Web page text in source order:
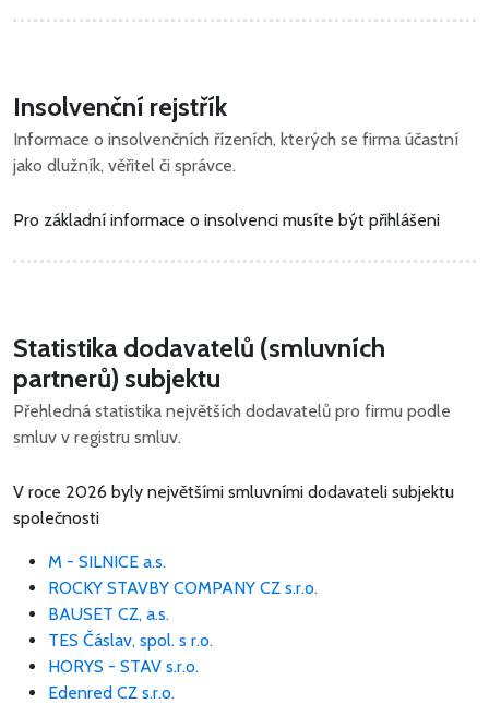
Insolvenční rejstřík
Informace o insolvenčních řízeních, kterých se firma účastní
jako dlužník, věřitel či správce.
Pro základní informace o insolvenci musíte být přihlášeni
Statistika dodavatelů (smluvních
partnerů) subjektu
Přehledná statistika největších dodavatelů pro firmu podle
smluv v registru smluv.
V roce 2026 byly největšími smluvními dodavateli subjektu
společnosti
M - SILNICE a.s.
ROCKY STAVBY COMPANY CZ s.r.o.
BAUSET CZ, a.s.
TES Čáslav, spol. s r.o.
HORYS - STAV s.r.o.
Edenred CZ s.r.o.